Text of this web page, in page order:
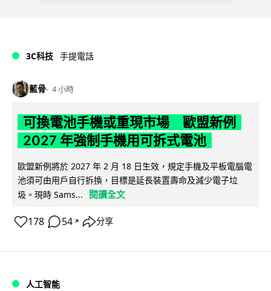
3C科技 手提電話
藍骨 4 小時
可換電池手機或重現市場 歐盟新例
2027 年強制手機用可拆式電池
歐盟新例將於 2027 年 2 月 18 日生效，規定手機及平板電腦電
池須可由用戶自行拆換，目標是延長裝置壽命及減少電子垃
圾。現時 Sams...
閱讀全文
178 54 ↗ 分享
人工智能